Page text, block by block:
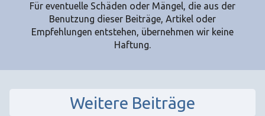
Für eventuelle Schäden oder Mängel, die aus der
Benutzung dieser Beiträge, Artikel oder
Empfehlungen entstehen, übernehmen wir keine
Haftung.
Weitere Beiträge